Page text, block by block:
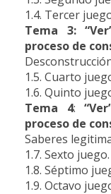
1.4. Tercer
Tema 3:
proceso de
1.5. Cuarto
1.6. Quinto
Tema 4:
proceso de
Saberes
1.7. Sexto
1.8. Séptimo
1.9. Octavo